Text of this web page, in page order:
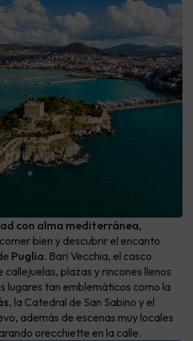
con alma mediterránea,
bien y descubrir el encanto
Puglia. Bari Vecchia, el casco
plazas y rincones llenos
lugares tan emblemáticos como la
, la Catedral de San Sabino y el
además de escenas muy locales
orecchiette en la calle.